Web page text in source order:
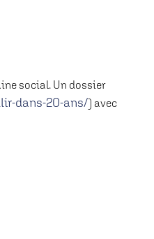
social. Un dossier
dans-20-ans/) avec